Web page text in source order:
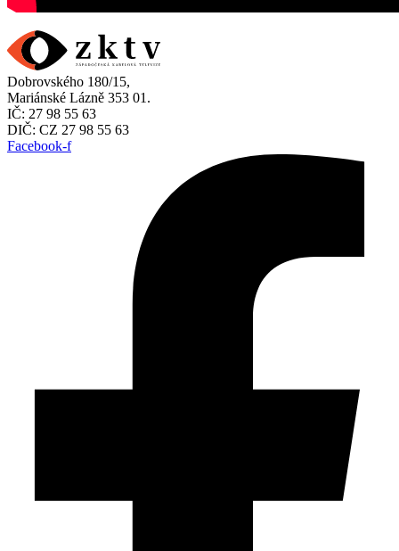
Dobrovského 180/15,
Mariánské Lázně 353 01.
IČ: 27 98 55 63
DIČ: CZ 27 98 55 63
Facebook-f